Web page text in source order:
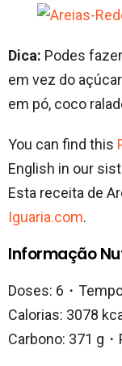
Dica: Podes
em vez do açúcar
em pó, coco
You can find this
English in our
Esta receita de
Iguaria.com.
Informação
Doses: 6・
Calorias: 3078
Carbono: 371 g